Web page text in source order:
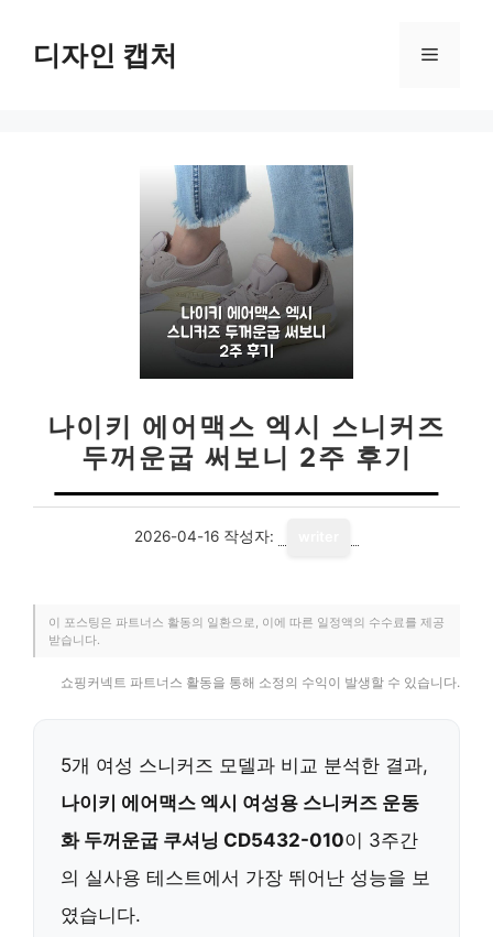
디자인 캡처 메
나이키 에어맥스 엑시 스니커즈
두꺼운굽 써보니 2주 후기
2026-04-16 작성자:
이 포스팅은 파트너스 활동의 일환으로, 이에 따른 일정액의 수수료를 제공
받습니다.
쇼핑커넥트 파트너스 활동을 통해 소정의 수익이 발생할 수 있습니다.
5개 여성 스니커즈 모델과 비교 분석한 결과,
나이키 에어맥스 엑시 여성용 스니커즈 운동
화 두꺼운굽 쿠셔닝 CD5432-010이 3주간
의 실사용 테스트에서 가장 뛰어난 성능을 보
였습니다.